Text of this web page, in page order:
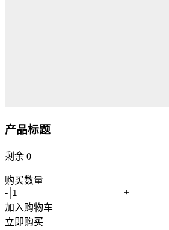
产品标题
剩余 0
购买数量
-
+
加入购物车
立即购买